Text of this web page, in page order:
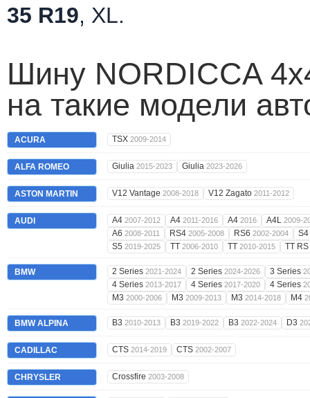
35 R19, XL.
Шину NORDICCA
на такие модели
ACURA TSX 2009-2014
ALFA ROMEO Giulia 2015-2023 Giulia 2023-2026
ASTON MARTIN V12 Vantage 2008-2018 V12 Zagato 2011-2012
AUDI A4 2007-2012 A4 2011-2016 A4 2016 A4L 2009-
A6 2008-2011 RS4 2005-2008 RS6 2002-2004
S4
S5 2019-2025 TT 2006-2010 TT 2010-2015 TT RS
BMW 2 Series 2021-2024 2 Series 2024-2026 3 Series
4 Series 2013-2017 4 Series 2017-2020 4 Series
M3 2000-2006 M3 2009-2013 M3 2014-2018 M4
BMW ALPINA B3 2010-2013 B3 2019-2022 B3 2022-2024 D3
CADILLAC CTS 2014-2019 CTS 2002-2007
CHRYSLER Crossfire 2003-2008